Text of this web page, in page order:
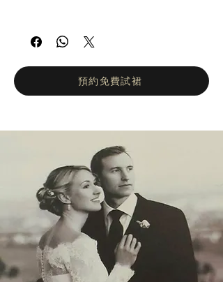
的婚紗和晚裝為新娘帶來美好的印象。即使是
最苛刻的新娘也會愛上Ricca Sposa的禮服
想像力，RS每件禮服裙都是一件傑作。它的
禮服裙可以表達個性，為最優雅，最精緻的新
預約免費試裙